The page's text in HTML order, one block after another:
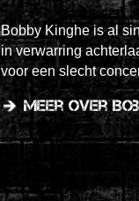
Bobby Kinghe is al
in verwarring
voor een slecht
meer over